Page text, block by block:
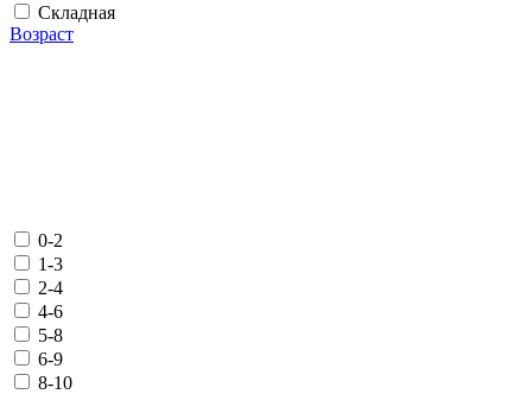
Складная
Возраст
0-2
1-3
2-4
4-6
5-8
6-9
8-10